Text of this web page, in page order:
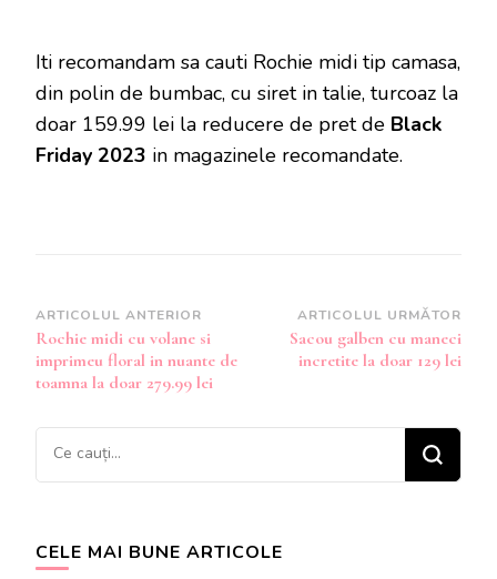
Iti recomandam sa cauti Rochie midi tip camasa,
din polin de bumbac, cu siret in talie, turcoaz la
doar 159.99 lei la reducere de pret de Black
Friday 2023 in magazinele recomandate.
Navigare
în
articole
ARTICOLUL ANTERIOR
Rochie midi cu volane si
imprimeu floral in nuante de
toamna la doar 279.99 lei
ARTICOLUL URMĂTOR
Sacou galben cu maneci
incretite la doar 129 lei
Cauți
ceva?
CELE MAI BUNE ARTICOLE